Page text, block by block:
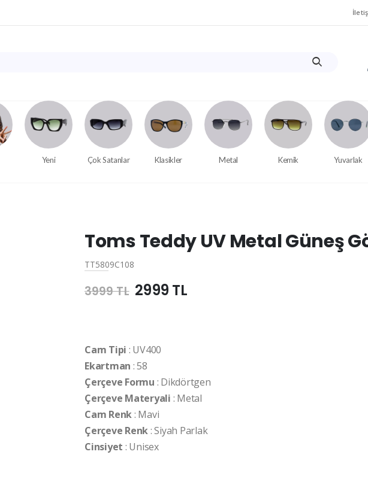
Yeni Çok Satanlar Klasikler Metal Kemik Yuvarlak
Toms Teddy UV Metal Güneş
TT5809C108
3999 TL 2999 TL
Cam Tipi : UV400
Ekartman : 58
Çerçeve Formu : Dikdörtgen
Çerçeve Materyali : Metal
Cam Renk: Mavi
Çerçeve Renk: Siyah Parlak
Cinsiyet : Unisex